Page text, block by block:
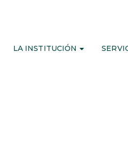
LA INSTITUCIÓN